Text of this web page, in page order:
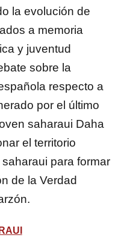
la evolución de
a memoria
y juventud
sobre la
respecto a
por el último
saharaui Daha
el territorio
para formar
de la Verdad